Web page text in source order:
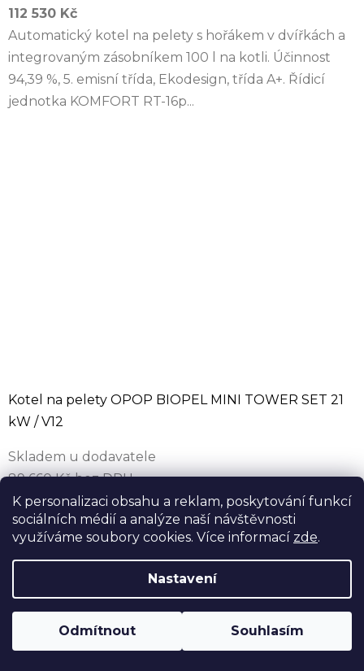
K personalizaci obsahu a reklam, poskytování funkcí
sociálních médií a analýze naší návštěvnosti
využíváme soubory cookies. Více informací zde.
Nastavení
Odmítnout Souhlasím
112 530 Kč
Automatický kotel na pelety s hořákem v dvířkách a
integrovaným zásobníkem 100 l na kotli. Účinnost
94,39 %, 5. emisní třída, Ekodesign, třída A+. Řídicí
jednotka KOMFORT RT-16p...
Kotel na pelety OPOP BIOPEL MINI TOWER SET 21
kW / V12
Skladem u dodavatele
89 660 Kč bez DPH
108 489 Kč
123 420 Kč (–12 %)
Automatický kotel na pelety OPOP BIOPEL MINI
TOWER SET 21 kW / V12 se zásobníkem na 60 kg
pelet přímo na kotli — šířka jen 48.2 cm. Nová řídící
jednotka V12 s mobilní aplikací,...